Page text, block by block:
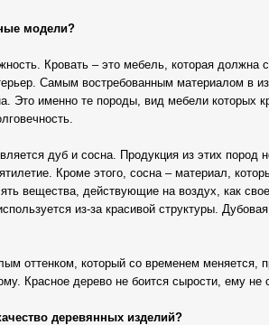
модели?
Кровать – это мебель, которая должна
Самым востребованным материалом в
Это именно те породы, вид мебели которых
дуб и сосна. Продукция из этих пород
Кроме этого, сосна – материал,
вещества, действующие на воздух, как
из-за красивой структуры.
оттенком, который со временем меняется,
Красное дерево не боится сырости, ему
деревянных изделий?